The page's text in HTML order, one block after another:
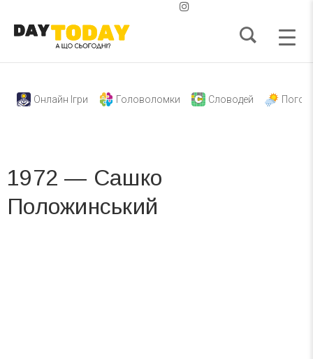
Онлайн Ігри Головоломки Словодей
1972 — Сашко
Положинський